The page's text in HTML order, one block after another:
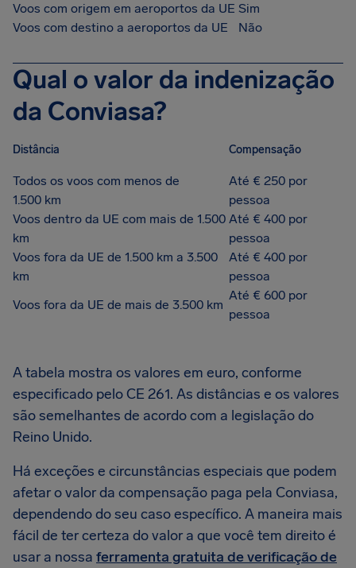
Voos com origem em aeroportos da UE Sim
Voos com destino a aeroportos da UE
Não
Qual o valor da indenização
da Conviasa?
Distância Compensação
Todos os voos com menos de
1.500 km
Até € 250 por
pessoa
Voos dentro da UE com mais de 1.500
km
Até € 400 por
pessoa
Voos fora da UE de 1.500 km a 3.500
km
Até € 400 por
pessoa
Voos fora da UE de mais de 3.500 km
Até € 600 por
pessoa
A tabela mostra os valores em euro, conforme
especificado pelo CE 261. As distâncias e os valores
são semelhantes de acordo com a legislação do
Reino Unido.
Há exceções e circunstâncias especiais que podem
afetar o valor da compensação paga pela Conviasa,
dependendo do seu caso específico. A maneira mais
fácil de ter certeza do valor a que você tem direito é
usar a nossa ferramenta gratuita de verificação de